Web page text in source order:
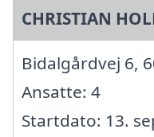
CHRISTIAN
Bidalgårdvej 6,
Ansatte: 4
Startdato: 13.